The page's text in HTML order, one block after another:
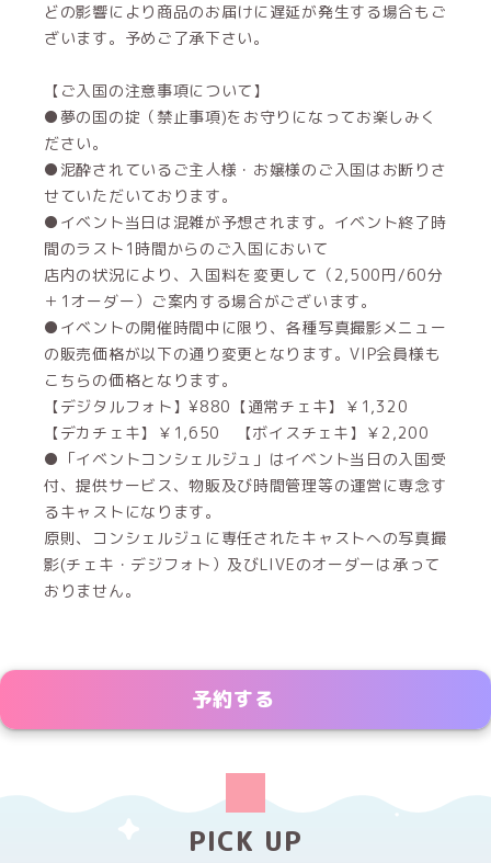
どの影響により商品のお届けに遅延が発生する場合もご
ざいます。予めご了承下さい。
【ご入国の注意事項について】
●夢の国の掟（禁止事項)をお守りになってお楽しみく
ださい。
●泥酔されているご主人様・お嬢様のご入国はお断りさ
せていただいております。
●イベント当日は混雑が予想されます。イベント終了時
間のラスト1時間からのご入国において
店内の状況により、入国料を変更して（2,500円/60分
＋1オーダー）ご案内する場合がございます。
●イベントの開催時間中に限り、各種写真撮影メニュー
の販売価格が以下の通り変更となります。VIP会員様も
こちらの価格となります。
【デジタルフォト】¥880【通常チェキ】￥1,320
【デカチェキ】￥1,650 【ボイスチェキ】￥2,200
●「イベントコンシェルジュ」はイベント当日の入国受
付、提供サービス、物販及び時間管理等の運営に専念す
るキャストになります。
原則、コンシェルジュに専任されたキャストへの写真撮
影(チェキ・デジフォト）及びLIVEのオーダーは承って
おりません。
予約する
PICK UP